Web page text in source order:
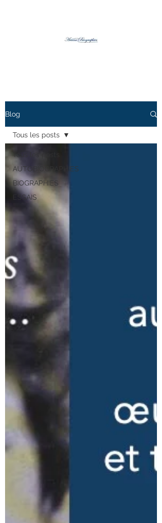
Blog
Tous les posts
AUTOBIOGRAPHIES
BIOGRAPHIES
ESSAIS
Tous les posts